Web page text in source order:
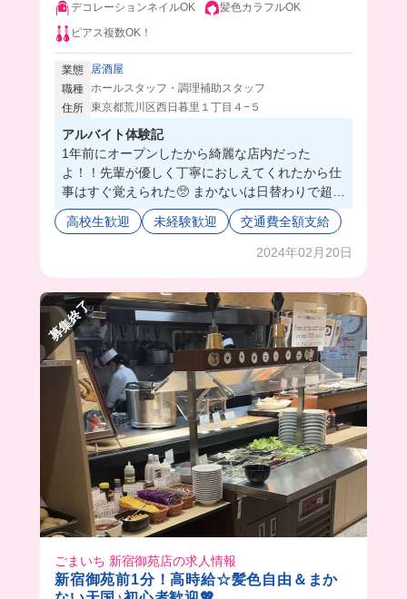
デコレーションネイルOK
髪色カラフルOK
ピアス複数OK！
業態
居酒屋
職種
ホールスタッフ・調理補助スタッフ
住所 東京都荒川区西日暮里１丁目４−５
アルバイト体験記
1年前にオープンしたから綺麗な店内だった
よ！！先輩が優しく丁寧におしえてくれたから仕
事はすぐ覚えられた🥺 まかないは日替わりで超美
味しいかったの🤤綺麗な店内で気持ちよく働けた
よ！ 髪色ネイルピアス全部自由で神！🌟💅 高校
生も大歓迎らしいから友達たくさん増える予感🌟
ありがたかった、、🥹✨
高校生歓迎 未経験歓迎 交通費全額支給
2024年02月20日
募集終了
ごまいち 新宿御苑店の求人情報
新宿御苑前1分！高時給☆髪色自由＆まか